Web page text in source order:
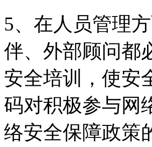
5、在人员管
伴、外部顾问
安全培训，使
码对积极参与网
络安全保障政策